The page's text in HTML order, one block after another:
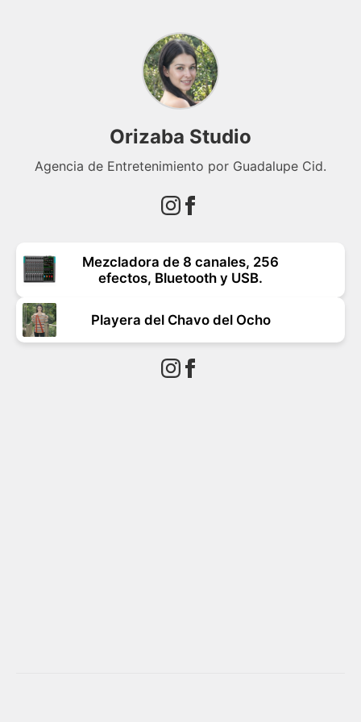
Orizaba Studio
Agencia de Entretenimiento por Guadalupe Cid.
Mezcladora de 8 canales, 256
efectos, Bluetooth y USB.
Playera del Chavo del Ocho